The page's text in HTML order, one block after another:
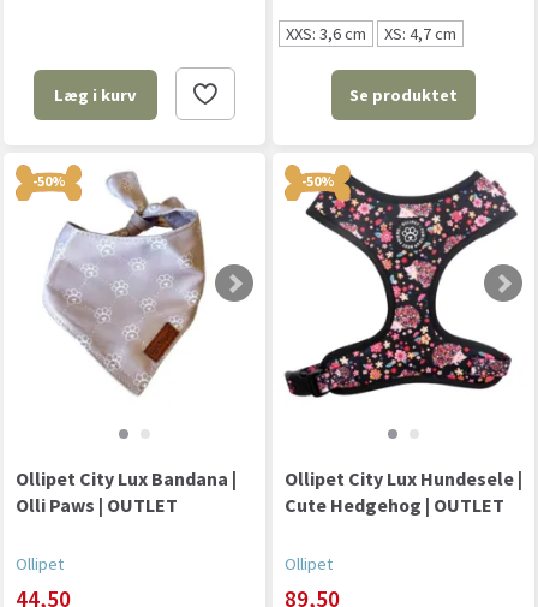
Læg i kurv
XXS: 3,6 cm XS: 4,7 cm
Se produktet
-50%
Ollipet City Lux Bandana |
Olli Paws | OUTLET
Ollipet
44,50
-50%
Ollipet City Lux Hundesele |
Cute Hedgehog | OUTLET
Ollipet
89,50